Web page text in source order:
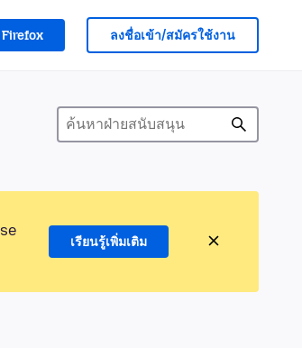
ลงชื่อเข้า/สมัครใช้งาน
เรียนรู้เพิ่มเติม